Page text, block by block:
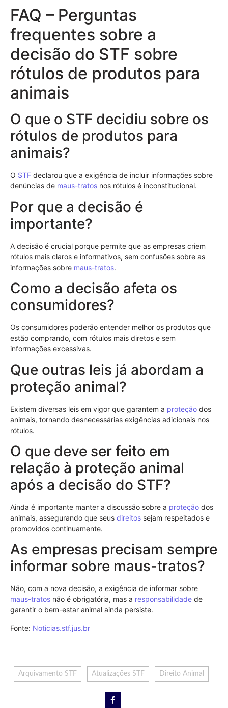
FAQ – Perguntas
frequentes sobre a
decisão do STF sobre
rótulos de produtos para
animais
O que o STF decidiu sobre os
rótulos de produtos para
animais?
O STF declarou que a exigência de incluir informações sobre
denúncias de maus-tratos nos rótulos é inconstitucional.
Por que a decisão é
importante?
A decisão é crucial porque permite que as empresas criem
rótulos mais claros e informativos, sem confusões sobre as
informações sobre maus-tratos.
Como a decisão afeta os
consumidores?
Os consumidores poderão entender melhor os produtos que
estão comprando, com rótulos mais diretos e sem
informações excessivas.
Que outras leis já abordam a
proteção animal?
Existem diversas leis em vigor que garantem a proteção dos
animais, tornando desnecessárias exigências adicionais nos
rótulos.
O que deve ser feito em
relação à proteção animal
após a decisão do STF?
Ainda é importante manter a discussão sobre a proteção dos
animais, assegurando que seus direitos sejam respeitados e
promovidos continuamente.
As empresas precisam sempre
informar sobre maus-tratos?
Não, com a nova decisão, a exigência de informar sobre
maus-tratos não é obrigatória, mas a responsabilidade de
garantir o bem-estar animal ainda persiste.
Fonte: Noticias.stf.jus.br
Arquivamento STF Atualizações STF Direito Animal